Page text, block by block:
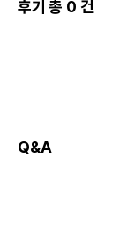
후기 총 0 건
Q&A